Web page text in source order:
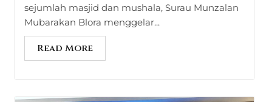
sejumlah masjid dan mushala, Surau Munzalan
Mubarakan Blora menggelar...
Read More